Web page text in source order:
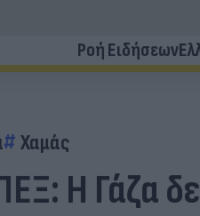
Ροή Ειδήσεων
Χαμάς
Η Γάζα